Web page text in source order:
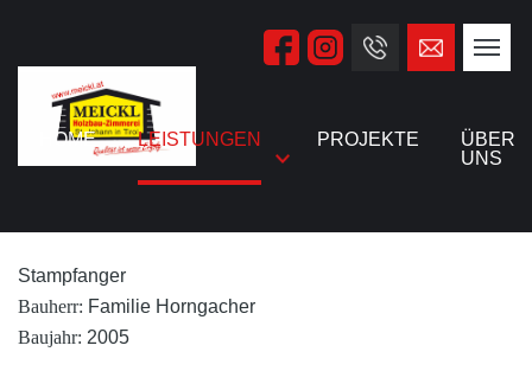
HOME LEISTUNGEN PROJEKTE
ÜBER
UNS
HEXENALM
Stampfanger
Bauherr: Familie Horngacher
Baujahr: 2005